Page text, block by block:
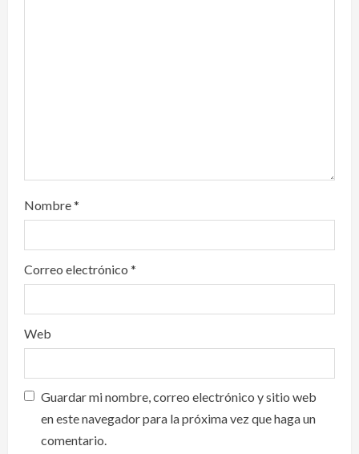
Nombre*
Correo electrónico *
Web
Guardar mi nombre, correo electrónico y sitio web
en este navegador para la próxima vez que haga un
comentario.